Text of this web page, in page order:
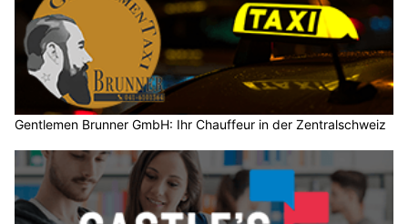
Gentlemen Brunner GmbH: Ihr Chauffeur in der Zentralschweiz